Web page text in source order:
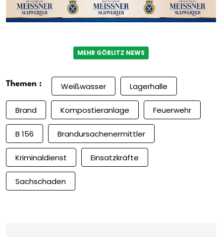
MEHR GÖRLITZ NEWS
Themen : Weißwasser Lagerhalle
Brand Kompostieranlage Feuerwehr
B 156 Brandursachenermittler
Kriminaldienst Einsatzkräfte
Sachschaden